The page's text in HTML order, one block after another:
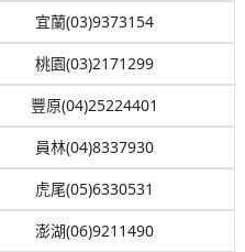
宜蘭(03)9373154
桃園(03)2171299
豐原(04)25224401
員林(04)8337930
虎尾(05)6330531
澎湖(06)9211490